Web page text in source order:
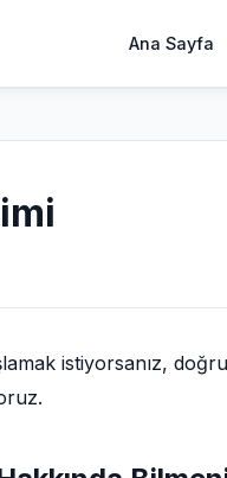
Ana Sayfa
istiyorsanız,